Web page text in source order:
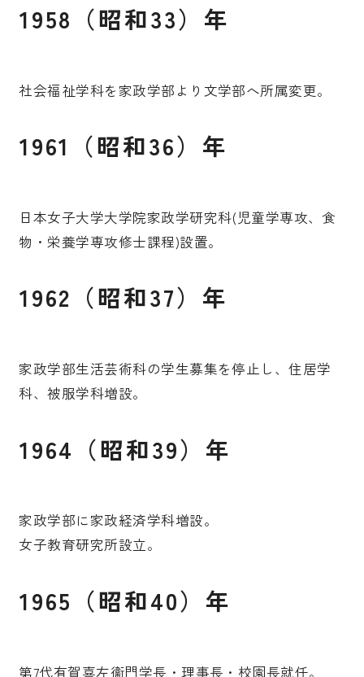
1958（昭和33）年
社会福祉学科を家政学部より文学部へ所属変更。
1961（昭和36）年
日本女子大学大学院家政学研究科(児童学専攻、食
物・栄養学専攻修士課程)設置。
1962（昭和37）年
家政学部生活芸術科の学生募集を停止し、住居学
科、被服学科増設。
1964（昭和39）年
家政学部に家政経済学科増設。
女子教育研究所設立。
1965（昭和40）年
第7代有賀喜左衞門学長・理事長・校園長就任。